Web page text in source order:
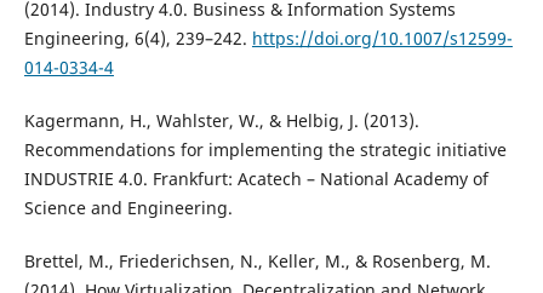
(2014). Industry 4.0. Business & Information Systems
Engineering, 6(4), 239–242. https://doi.org/10.1007/s12599-
014-0334-4
Kagermann, H., Wahlster, W., & Helbig, J. (2013).
Recommendations for implementing the strategic initiative
INDUSTRIE 4.0. Frankfurt: Acatech – National Academy of
Science and Engineering.
Brettel, M., Friederichsen, N., Keller, M., & Rosenberg, M.